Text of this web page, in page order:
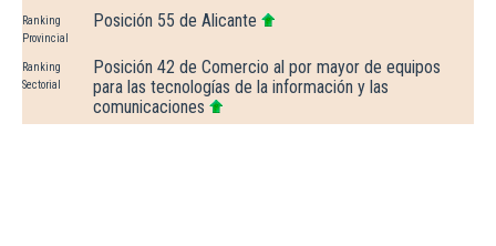
Ranking
Provincial
Posición 55 de Alicante
Ranking
Sectorial
Posición 42 de Comercio al por mayor de equipos
para las tecnologías de la información y las
comunicaciones